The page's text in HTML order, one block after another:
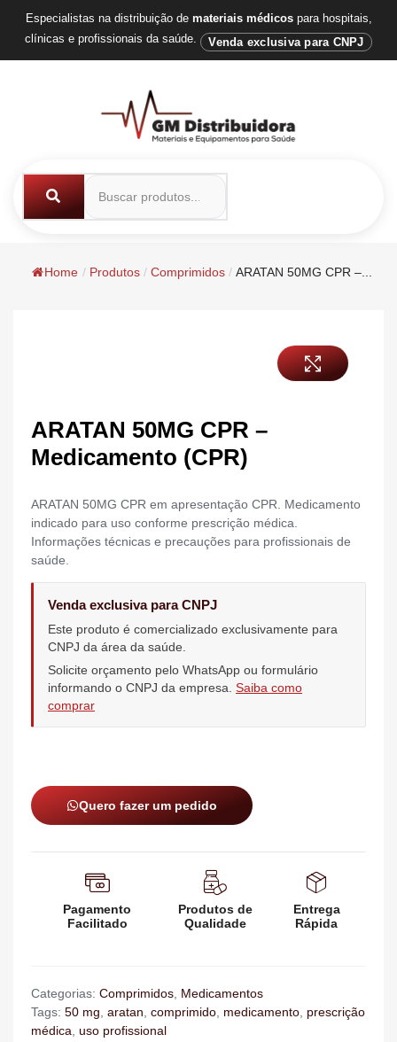
Especialistas na distribuição de materiais médicospara hospitais,
clínicas e profissionais da saúde.
Venda exclusiva para CNPJ
Home / Produtos / Comprimidos / ARATAN 50MG CPR –...
ARATAN 50MG CPR –
Medicamento (CPR)
ARATAN 50MG CPR em apresentação CPR. Medicamento
indicado para uso conforme prescrição médica.
Informações técnicas e precauções para profissionais de
saúde.
Venda exclusiva para CNPJ
Este produto é comercializado exclusivamente para
CNPJ da área da saúde.
Solicite orçamento pelo WhatsApp ou formulário
informando o CNPJ da empresa. Saiba como
comprar
Quero fazer um pedido
Pagamento
Facilitado
Produtos de
Qualidade
Entrega
Rápida
Categorias: Comprimidos, Medicamentos
Tags: 50 mg, aratan, comprimido, medicamento, prescrição
médica, uso profissional